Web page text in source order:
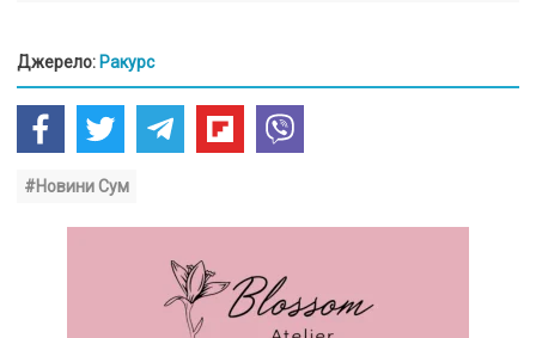
Джерело: Ракурс
#Новини Сум